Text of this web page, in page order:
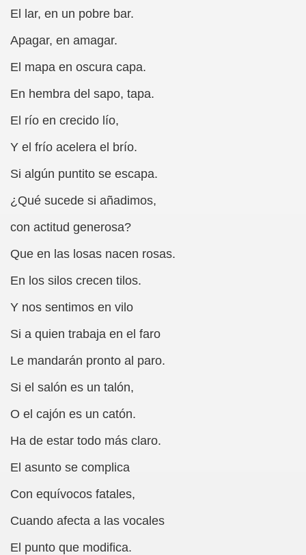
El lar, en un pobre bar.
Apagar, en amagar.
El mapa en oscura capa.
En hembra del sapo, tapa.
El río en crecido lío,
Y el frío acelera el brío.
Si algún puntito se escapa.
¿Qué sucede si añadimos,
con actitud generosa?
Que en las losas nacen rosas.
En los silos crecen tilos.
Y nos sentimos en vilo
Si a quien trabaja en el faro
Le mandarán pronto al paro.
Si el salón es un talón,
O el cajón es un catón.
Ha de estar todo más claro.
El asunto se complica
Con equívocos fatales,
Cuando afecta a las vocales
El punto que modifica.
de Obstáculos (Juurmaa, J.)
de Escritura Táctil para Lectores con Ceguera o
de Hombres Ilustres de París (César Puente)
150è Aniversari mort de Louis Braille (CPB de l'ONCE a
Maestro (F. Javier Bernal García)
Vicente (F. Javier Bernal)
Paz)
de la Educación Especial de la Mano de
Mi Vida (Teresa Bornez Abascal)
Pérez)
Ayudar a Personas con Discapacidad Visual
(Pedro Zurita)
sánchez Herrero)
Cuetos Suárez)